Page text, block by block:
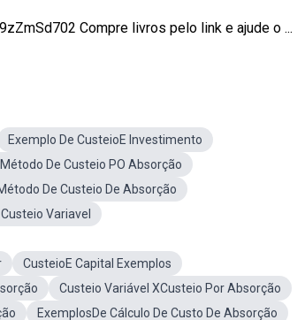
Compre livros pelo link e ajude o ...
Exemplo De CusteioE Investimento
De Custeio PO Absorção
De Custeio De Absorção
Variavel
CusteioE Capital Exemplos
Custeio Variável XCusteio Por Absorção
ExemplosDe Cálculo De Custo De Absorção